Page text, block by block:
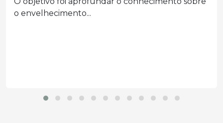
Homem de 53 anos foi localizado durante